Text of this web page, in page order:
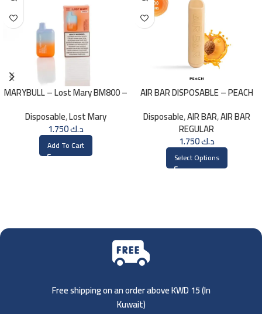
MARYBULL – Lost Mary BM800 –
Disposable,Lost Mary
د.ك1.750
Add To Cart
AIR BAR DISPOSABLE – PEACH
Disposable,AIR BAR,AIR BAR
REGULAR
د.ك1.750
Select Options
Free shipping on an order above KWD 15 (In
Kuwait)